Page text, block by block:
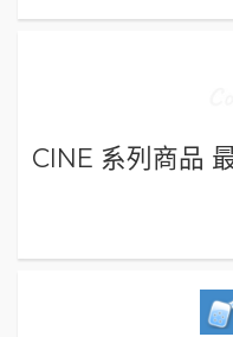
CINE 系列商品